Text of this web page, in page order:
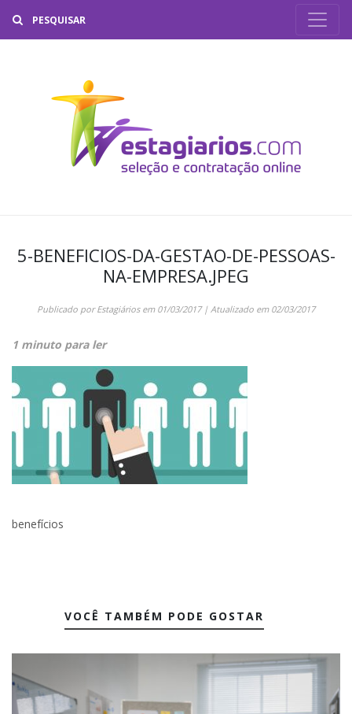
5-BENEFICIOS-DA-GESTAO-DE-PESSOAS-
NA-EMPRESA.JPEG
Publicado porEstagiáriosem 01/03/2017| Atualizado em 02/03/2017
1 minuto para ler
benefícios
VOCÊ TAMBÉM PODE GOSTAR